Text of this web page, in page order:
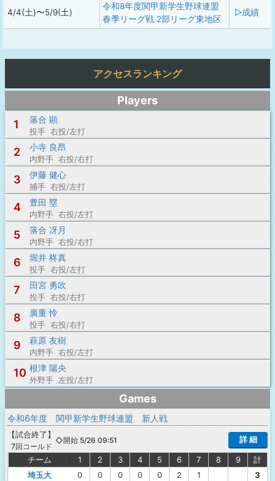
4/4(土)〜5/9(土)
令和8年度関甲新学生野球連盟
春季リーグ戦 2部リーグ東地区
▷成績
アクセスランキング
Players
1
落合 顕
投手 右投/左打
2 小寺 良昂
内野手 右投/右打
3 伊藤 健心
捕手 右投/左打
4 豊田 塁
内野手 右投/左打
5 落合 冴月
内野手 右投/右打
6 堀井 柊真
投手 右投/左打
7 田宮 勇吹
投手 右投/右打
8 廣重 怜
投手 右投/右打
9 萩原 友樹
内野手 右投/左打
10 根津 陽央
外野手 左投/左打
Games
令和6年度 関甲新学生野球連盟 新人戦
【試合終了 】
7回コールド
◇開始 5/26 09:51 詳 細
チーム 1 2 3 4 5 6 7 8 9
計
埼玉大
0 0 0 0 0 2 1
3